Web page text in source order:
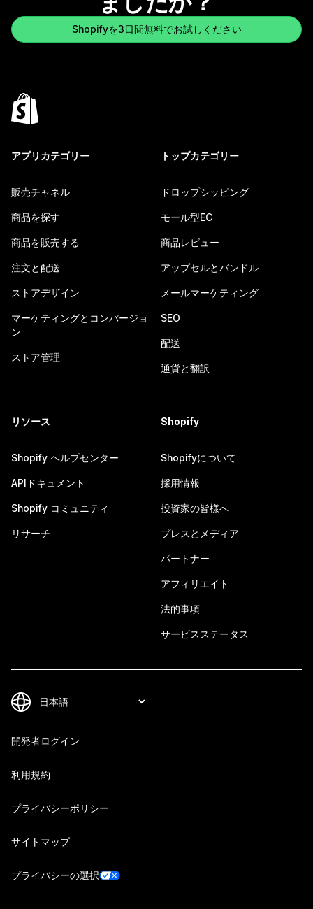
Shopifyを3日間無料でお試しください
アプリカテゴリー
販売チャネル
商品を探す
商品を販売する
注文と配送
ストアデザイン
マーケティングとコンバージョ
ン
ストア管理
トップカテゴリー
ドロップシッピング
モール型EC
商品レビュー
アップセルとバンドル
メールマーケティング
SEO
配送
通貨と翻訳
リソース
Shopify ヘルプセンター
APIドキュメント
Shopify コミュニティ
リサーチ
Shopify
Shopifyについて
採用情報
投資家の皆様へ
プレスとメディア
パートナー
アフィリエイト
法的事項
サービスステータス
開発者ログイン
利用規約
プライバシーポリシー
サイトマップ
プライバシーの選択